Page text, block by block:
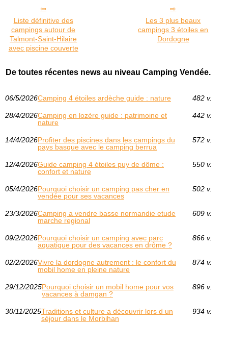
Liste définitive des
campings autour de
Talmont-Saint-Hilaire
avec piscine couverte
Les 3 plus beaux
campings 3 étoiles en
Dordogne
De toutes récentes news au niveau Camping Vendée.
06/5/2026Camping 4 étoiles ardèche guide : nature 482 v.
28/4/2026Camping en lozère guide : patrimoine et
nature
442 v.
14/4/2026Profiter des piscines dans les campings du
pays basque avec le camping berrua
572 v.
12/4/2026Guide camping 4 étoiles puy de dôme :
confort et nature
550 v.
05/4/2026Pourquoi choisir un camping pas cher en
vendée pour ses vacances
502 v.
23/3/2026Camping a vendre basse normandie etude
marche regional
609 v.
09/2/2026Pourquoi choisir un camping avec parc
aquatique pour des vacances en drôme ?
866 v.
02/2/2026Vivre la dordogne autrement : le confort du
mobil home en pleine nature
874 v.
29/12/2025Pourquoi choisir un mobil home pour vos
vacances à damgan ?
896 v.
30/11/2025Traditions et culture a découvrir lors d un
séjour dans le Morbihan
934 v.